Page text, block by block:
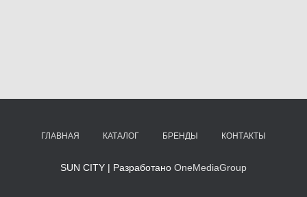
ГЛАВНАЯ КАТАЛОГ БРЕНДЫ КОНТАКТЫ
SUN CITY | Разработано OneMediaGroup